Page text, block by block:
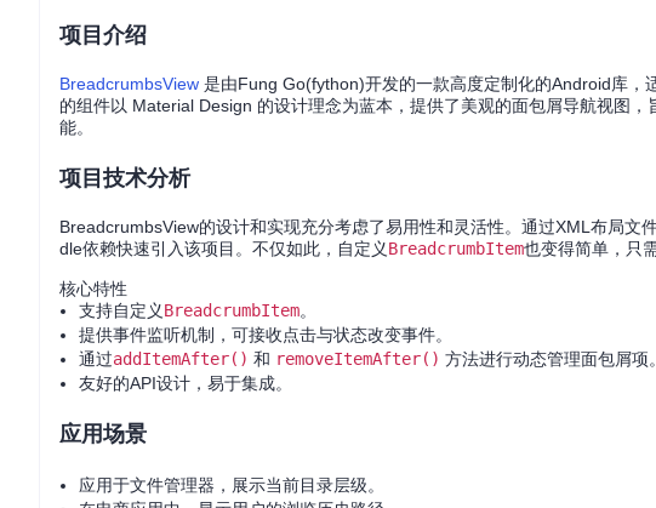
项目介绍
BreadcrumbsView 是由Fung Go(fython)开发的一款高度定制化的Android库，
的组件以 Material Design 的设计理念为蓝本，提供了美观的面包屑导航视图
能。
项目技术分析
BreadcrumbsView的设计和实现充分考虑了易用性和灵活性。通过XML布局文
dle依赖快速引入该项目。不仅如此，自定义BreadcrumbItem也变得简单，只
核心特性
支持自定义BreadcrumbItem。
提供事件监听机制，可接收点击与状态改变事件。
通过addItemAfter() 和 removeItemAfter() 方法进行动态管理面包屑项。
友好的API设计，易于集成。
应用场景
应用于文件管理器，展示当前目录层级。